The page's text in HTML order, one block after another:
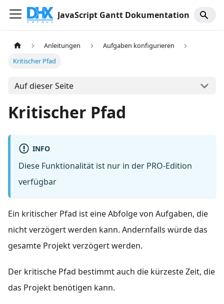
JavaScript Gantt Dokumentation
Anleitungen
Aufgaben konfigurieren
Kritischer Pfad
Auf dieser Seite
Kritischer Pfad
INFO
Diese Funktionalität ist nur in der PRO-Edition
verfügbar
Ein kritischer Pfad ist eine Abfolge von Aufgaben, die
nicht verzögert werden kann. Andernfalls würde das
gesamte Projekt verzögert werden.
Der kritische Pfad bestimmt auch die kürzeste Zeit, die
das Projekt benötigen kann.